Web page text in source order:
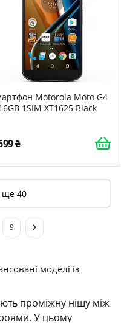
Motorola Moto G4
1SIM XT1625 Black
ще 40
9
моделі із
проміжну нішу між
У цьому